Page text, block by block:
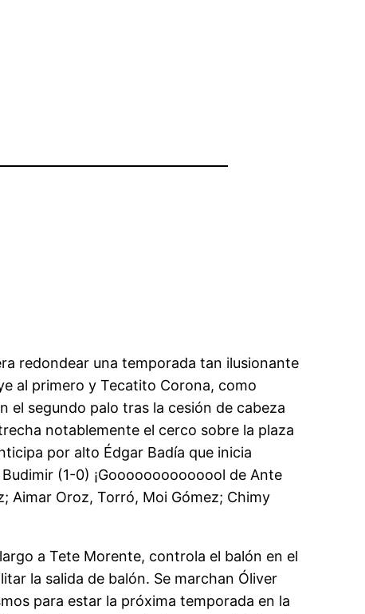
redondear una temporada tan ilusionante
al primero y Tecatito Corona, como
el segundo palo tras la cesión de cabeza
notablemente el cerco sobre la plaza
por alto Édgar Badía que inicia
(1-0) ¡Goooooooooooool de Ante
Aimar Oroz, Torró, Moi Gómez; Chimy
a Tete Morente, controla el balón en el
la salida de balón. Se marchan Óliver
para estar la próxima temporada en la